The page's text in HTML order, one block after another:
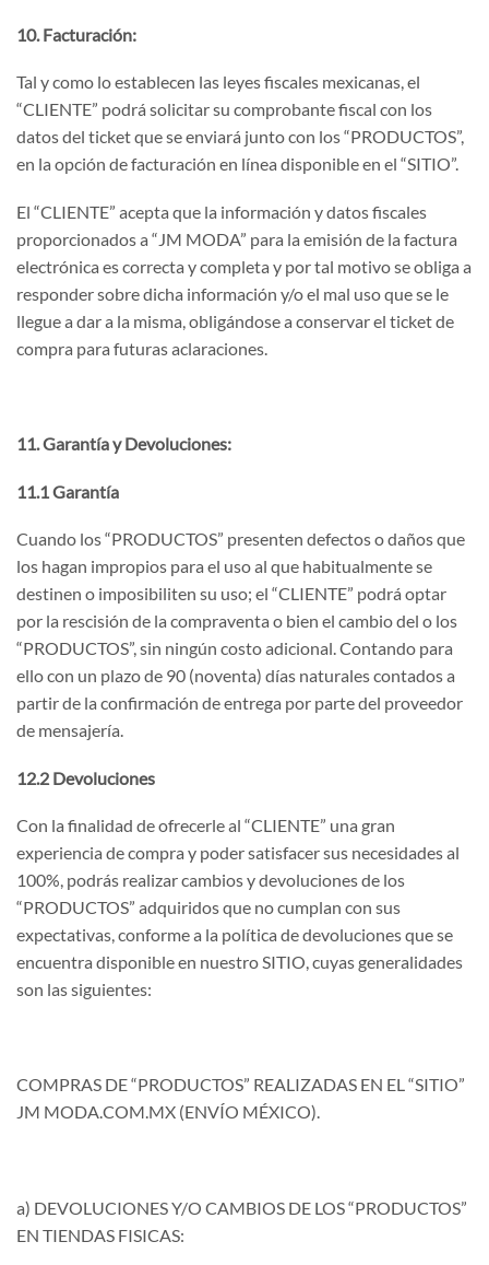
10. Facturación:
Tal y como lo establecen las leyes fiscales mexicanas, el
“CLIENTE” podrá solicitar su comprobante fiscal con los
datos del ticket que se enviará junto con los “PRODUCTOS”,
en la opción de facturación en línea disponible en el “SITIO”.
El “CLIENTE” acepta que la información y datos fiscales
proporcionados a “JM MODA” para la emisión de la factura
electrónica es correcta y completa y por tal motivo se obliga a
responder sobre dicha información y/o el mal uso que se le
llegue a dar a la misma, obligándose a conservar el ticket de
compra para futuras aclaraciones.
11. Garantía y Devoluciones:
11.1 Garantía
Cuando los “PRODUCTOS” presenten defectos o daños que
los hagan impropios para el uso al que habitualmente se
destinen o imposibiliten su uso; el “CLIENTE” podrá optar
por la rescisión de la compraventa o bien el cambio del o los
“PRODUCTOS”, sin ningún costo adicional. Contando para
ello con un plazo de 90 (noventa) días naturales contados a
partir de la confirmación de entrega por parte del proveedor
de mensajería.
12.2 Devoluciones
Con la finalidad de ofrecerle al “CLIENTE” una gran
experiencia de compra y poder satisfacer sus necesidades al
100%, podrás realizar cambios y devoluciones de los
“PRODUCTOS” adquiridos que no cumplan con sus
expectativas, conforme a la política de devoluciones que se
encuentra disponible en nuestro SITIO, cuyas generalidades
son las siguientes:
COMPRAS DE “PRODUCTOS” REALIZADAS EN EL “SITIO”
JM MODA.COM.MX (ENVÍO MÉXICO).
a) DEVOLUCIONES Y/O CAMBIOS DE LOS “PRODUCTOS”
EN TIENDAS FISICAS: